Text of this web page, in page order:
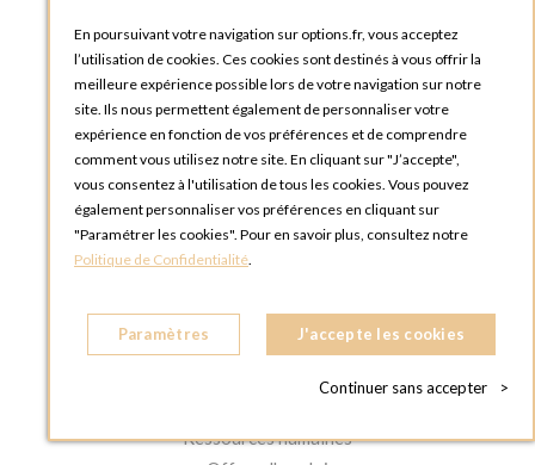
A PROPOS
Aide et FAQ
Plan du site
Mentions légales
Conditions générales de vente
LA MAISON OPTIONS
Ressources humaines
En poursuivant votre navigation sur options.fr, vous acceptez
l’utilisation de cookies. Ces cookies sont destinés à vous offrir la
meilleure expérience possible lors de votre navigation sur notre
site. Ils nous permettent également de personnaliser votre
expérience en fonction de vos préférences et de comprendre
comment vous utilisez notre site. En cliquant sur "J’accepte",
vous consentez à l'utilisation de tous les cookies. Vous pouvez
également personnaliser vos préférences en cliquant sur
"Paramétrer les cookies". Pour en savoir plus, consultez notre
Politique de Confidentialité.
Paramètres J'accepte les cookies
Continuer sans accepter >